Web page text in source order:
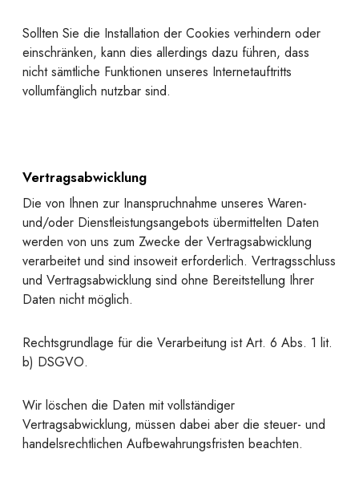
Sollten Sie die Installation der Cookies verhindern oder
einschränken, kann dies allerdings dazu führen, dass
nicht sämtliche Funktionen unseres Internetauftritts
vollumfänglich nutzbar sind.
Vertragsabwicklung
Die von Ihnen zur Inanspruchnahme unseres Waren-
und/oder Dienstleistungsangebots übermittelten Daten
werden von uns zum Zwecke der Vertragsabwicklung
verarbeitet und sind insoweit erforderlich. Vertragsschluss
und Vertragsabwicklung sind ohne Bereitstellung Ihrer
Daten nicht möglich.
Rechtsgrundlage für die Verarbeitung ist Art. 6 Abs. 1 lit.
b) DSGVO.
Wir löschen die Daten mit vollständiger
Vertragsabwicklung, müssen dabei aber die steuer- und
handelsrechtlichen Aufbewahrungsfristen beachten.